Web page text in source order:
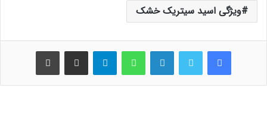
ویژگی اسید سیتریک خشک
فیس بوک لینکدین واتس آپ اشتراک گذاری از طریق ایمیل